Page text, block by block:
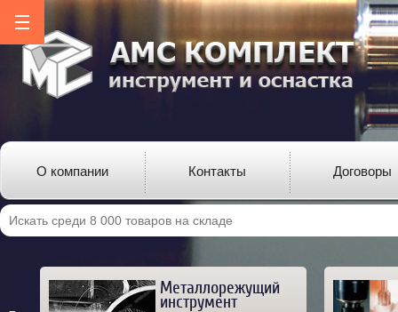
О компании Контакты Договоры
Металлорежущий
инструмент